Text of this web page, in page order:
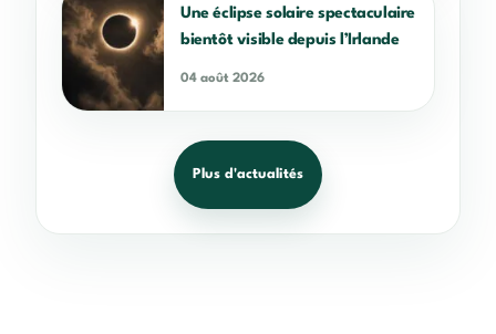
Une éclipse solaire spectaculaire
bientôt visible depuis l’Irlande
04 août 2026
Plus d'actualités